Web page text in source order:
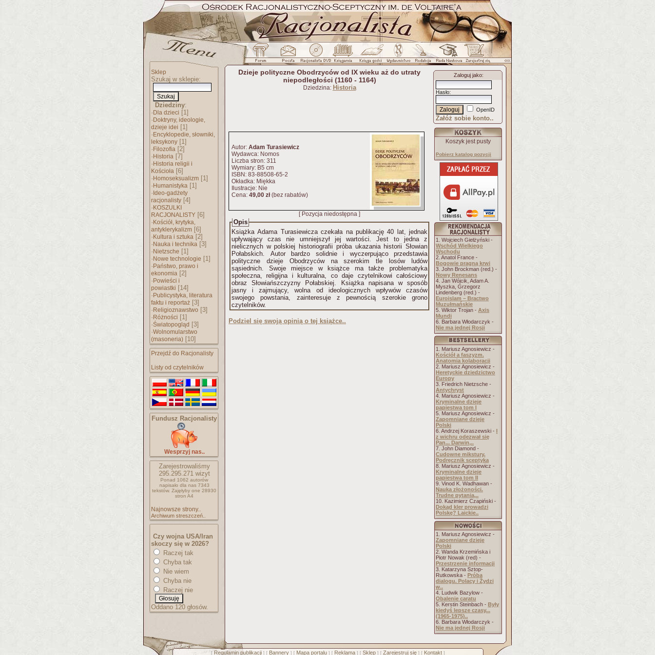
Sklep
Szukaj w sklepie:
Dziedziny:
· Dla dzieci [1]
· Doktryny, ideologie,
dzieje idei [1]
· Encyklopedie, słowniki,
leksykony [1]
· Filozofia [2]
· Historia [7]
· Historia religii i
Kościoła [6]
· Homoseksualizm [1]
· Humanistyka [1]
· Ideo-gadżety
racjonalisty [4]
· KOSZULKI
RACJONALISTY [6]
· Kościół, krytyka,
antyklerykalizm [6]
· Kultura i sztuka [2]
· Nauka i technika [3]
· Nietzsche [1]
· Nowe technologie [1]
· Państwo, prawo i
ekonomia [2]
· Powieści i
powiastki [14]
· Publicystyka, literatura
faktu i reportaż [3]
· Religioznawstwo [3]
· Różności [1]
·Światopogląd [3]
·Wolnomularstwo
(masoneria) [10]
Przejdź do Racjonalisty
Listy od czytelników
Fundusz Racjonalisty
Wesprzyj nas..
Zarejestrowaliśmy
295.295.271wizyt
Ponad 1062 autorów
napisało dla nas 7343
tekstów. Zajęłyby one 28930
stron A4
Najnowsze strony..
Archiwum streszczeń..
Czy wojna USA/Iran
skoczy się w 2026?
Raczej tak
Chyba tak
Nie wiem
Chyba nie
Raczej nie
Oddano 120 głosów.
Dzieje polityczne Obodrzyców od IX wieku aż do utraty
niepodległości (1160 - 1164)
Dziedzina: Historia
Autor: Adam Turasiewicz
Wydawca: Nomos
Liczba stron: 311
Wymiary: B5 cm
ISBN: 83-88508-65-2
Okładka: Miękka
Ilustracje: Nie
Cena: 49,00 zł(bez rabatów)
[ Pozycja niedostępna ]
Opis
Książka Adama Turasiewicza czekała na publikację 40 lat, jednak
upływający czas nie umniejszył jej wartości. Jest to jedna z
nielicznych w polskiej historiografii próba ukazania historii Słowian
Połabskich. Autor bardzo solidnie i wyczerpująco przedstawia
polityczne dzieje Obodrzyców na szerokim tle losów ludów
sąsiednich. Swoje miejsce w książce ma także problematyka
społeczna, religijna i kulturalna, co daje czytelnikowi całościowy
obraz Słowiańszczyzny Połabskiej. Książka napisana w sposób
jasny i zajmujący, wolna od ideologicznych wpływów czasów
swojego powstania, zainteresuje z pewnością szerokie grono
czytelników.
Podziel się swoją opinią o tej książce..
Zaloguj jako:
Hasło:
OpenID
Załóż sobie konto..
Koszyk jest pusty
Pobierz katalog pozycji
1. Wojciech Giełżyński -
Wschód Wielkiego
Wschodu
2. Anatol France -
Bogowie pragną krwi
3. John Brockman (red.) -
Nowy Renesans
4. Jan Wójcik, Adam A.
Myszka, Grzegorz
Lindenberg (red.) -
Euroislam – Bractwo
Muzułmańskie
5. Wiktor Trojan - Axis
Mundi
6. Barbara Włodarczyk -
Nie ma jednej Rosji
1. Mariusz Agnosiewicz -
Kościół a faszyzm.
Anatomia kolaboracji
2. Mariusz Agnosiewicz -
Heretyckie dziedzictwo
Europy
3. Friedrich Nietzsche -
Antychryst
4. Mariusz Agnosiewicz -
Kryminalne dzieje
papiestwa tom I
5. Mariusz Agnosiewicz -
Zapomniane dzieje
Polski
6. Andrzej Koraszewski - I
z wichru odezwał się
Pan... Darwin,..
7. John Diamond -
Cudowne mikstury.
Podręcznik sceptyka
8. Mariusz Agnosiewicz -
Kryminalne dzieje
papiestwa tom II
9. Vinod K. Wadhawan -
Nauka złożoności.
Trudne pytania,..
10. Kazimierz Czapiński -
Dokąd kler prowadzi
Polskę? Laickie..
1. Mariusz Agnosiewicz -
Zapomniane dzieje
Polski
2. Wanda Krzemińska i
Piotr Nowak (red) -
Przestrzenie informacji
3. Katarzyna Sztop-
Rutkowska - Próba
dialogu. Polacy i Żydzi
w..
4. Ludwik Bazylow -
Obalenie caratu
5. Kerstin Steinbach - Były
kiedyś lepsze czasy...
(1965-1975)..
6. Barbara Włodarczyk -
Nie ma jednej Rosji
[ Regulamin publikacji] [ Bannery] [ Mapa portalu] [ Reklama] [ Sklep] [ Zarejestruj się] [ Kontakt]